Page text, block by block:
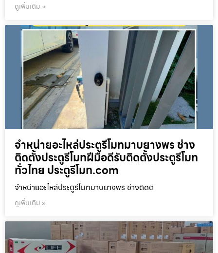
ดูเพิ่มเติม »
จำหน่ายอะไหล่ประตูรีโมทมาบยางพร ช่าง
ติดตั้งประตูรีโมทฝีมือดีรับติดตั้งประตูรีโมท
ทั่วไทย ประตูรีโมท.com
จำหน่ายอะไหล่ประตูรีโมทมาบยางพร ช่างติดต
ดูเพิ่มเติม »